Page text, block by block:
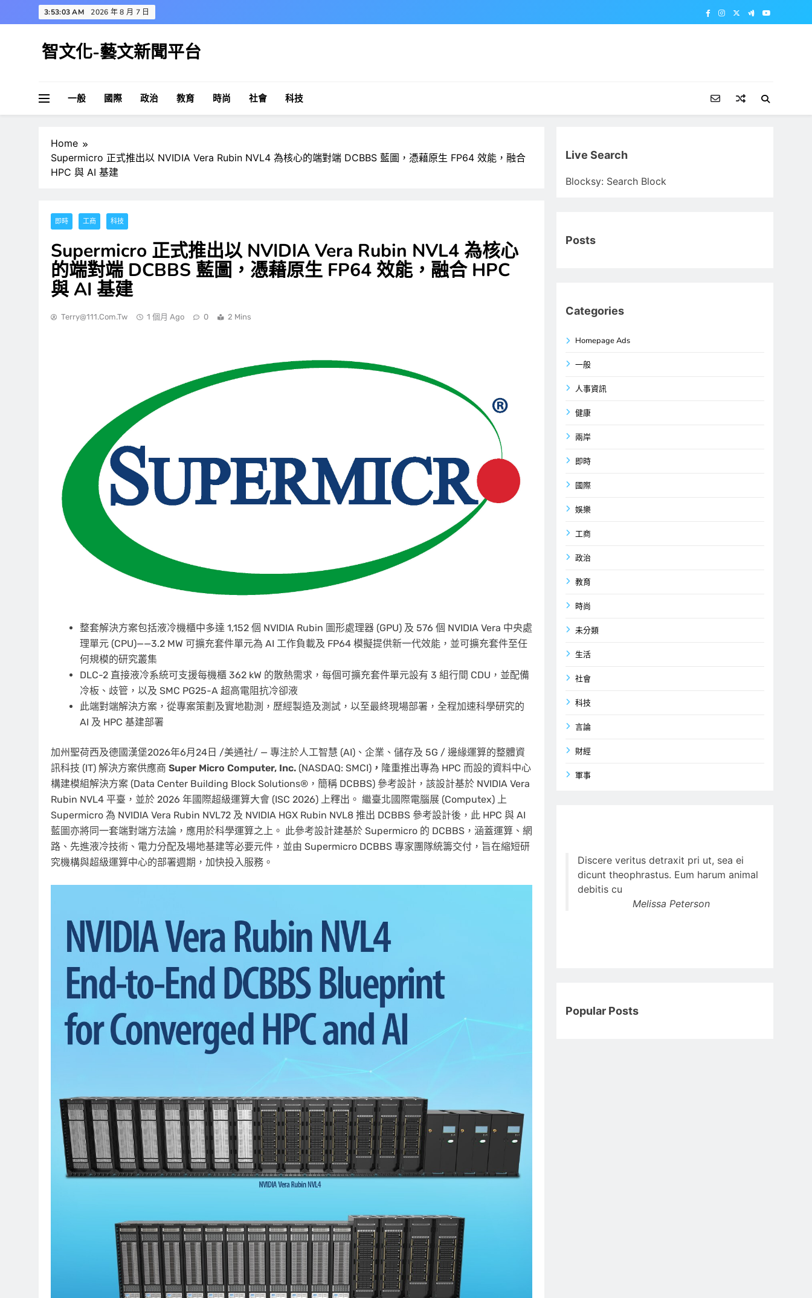
to
3:53:04 AM 2026 年 8 月 7 日
智文化-藝文新聞平台
一般 國際 政治 教育 時尚 社會 科技
Home
Supermicro 正式推出以 NVIDIA Vera Rubin NVL4 為核心的端對端 DCBBS 藍圖，憑藉原生 FP64 效能，融合
HPC 與 AI 基建
即時 工商 科技
Supermicro 正式推出以 NVIDIA Vera Rubin NVL4 為核心
的端對端 DCBBS 藍圖，憑藉原生 FP64 效能，融合 HPC
與 AI 基建
Terry@111.com.tw 1 個月 Ago 0 2 Mins
整套解決方案包括液冷機櫃中多達 1,152 個 NVIDIA Rubin 圖形處理器 (GPU) 及 576 個 NVIDIA Vera 中央處
理單元 (CPU)——3.2 MW 可擴充套件單元為 AI 工作負載及 FP64 模擬提供新一代效能，並可擴充套件至任
何規模的研究叢集
DLC-2 直接液冷系統可支援每機櫃 362 kW 的散熱需求，每個可擴充套件單元設有 3 組行間 CDU，並配備
冷板、歧管，以及 SMC PG25-A 超高電阻抗冷卻液
此端對端解決方案，從專案策劃及實地勘測，歷經製造及測試，以至最終現場部署，全程加速科學研究的
AI 及 HPC 基建部署
加州聖荷西及德國漢堡2026年6月24日 /美通社/ — 專注於人工智慧 (AI)、企業、儲存及 5G / 邊緣運算的整體資
訊科技 (IT) 解決方案供應商 Super Micro Computer, Inc. (NASDAQ: SMCI) ， 隆重推出專為 HPC 而設的資料中心
構建模組解決方案 (Data Center Building Block Solutions®，簡稱 DCBBS) 參考設計，該設計基於 NVIDIA Vera
Rubin NVL4 平臺，並於 2026 年國際超級運算大會 (ISC 2026) 上釋出。 繼臺北國際電腦展 (Computex) 上
Supermicro 為 NVIDIA Vera Rubin NVL72 及 NVIDIA HGX Rubin NVL8 推出 DCBBS 參考設計後，此 HPC 與 AI
藍圖亦將同一套端對端方法論，應用於科學運算之上。 此參考設計建基於 Supermicro 的 DCBBS，涵蓋運算、網
路、先進液冷技術、電力分配及場地基建等必要元件，並由 Supermicro DCBBS 專家團隊統籌交付，旨在縮短研
究機構與超級運算中心的部署週期，加快投入服務。
Live Search
Blocksy: Search Block
Posts
Categories
Homepage Ads
一般
人事資訊
健康
兩岸
即時
國際
娛樂
工商
政治
教育
時尚
未分類
生活
社會
科技
言論
財經
軍事
Discere veritus detraxit pri ut, sea ei
dicunt theophrastus. Eum harum animal
debitis cu
Melissa Peterson
Popular Posts